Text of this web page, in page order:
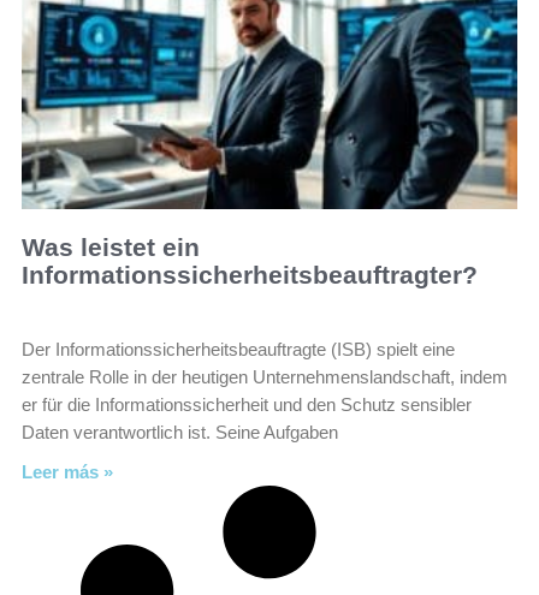
Was leistet ein
Informationssicherheitsbeauftragter?
Der Informationssicherheitsbeauftragte (ISB) spielt eine
zentrale Rolle in der heutigen Unternehmenslandschaft, indem
er für die Informationssicherheit und den Schutz sensibler
Daten verantwortlich ist. Seine Aufgaben
Leer más »